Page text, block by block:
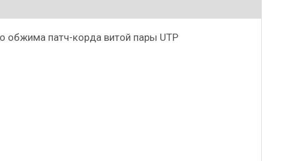
обжима патч-корда витой пары UTP